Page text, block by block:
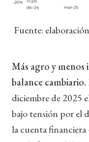
Fuente:
Más agro y
balance cambiario.
diciembre de 2025
bajo tensión por el
la cuenta